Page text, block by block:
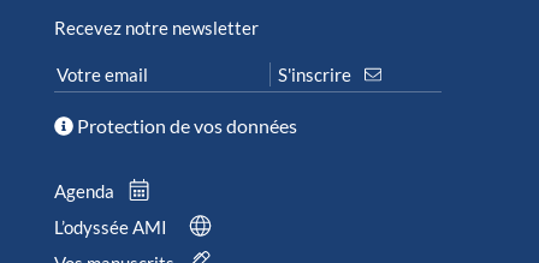
Recevez notre newsletter
Protection de vos données
Agenda
L’odyssée AMI